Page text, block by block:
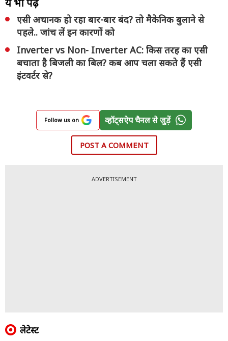
एसी अचानक हो रहा बार-बार बंद? तो मैकेनिक बुलाने से
पहले.. जांच लें इन कारणों को
Inverter vs Non- Inverter AC: किस तरह का एसी
बचाता है बिजली का बिल? कब आप चला सकते हैं एसी
इंटवर्टर से?
Follow us on व्हॉट्सऐप चैनल से जुड़ें
POST A COMMENT
ADVERTISEMENT
लेटेस्ट